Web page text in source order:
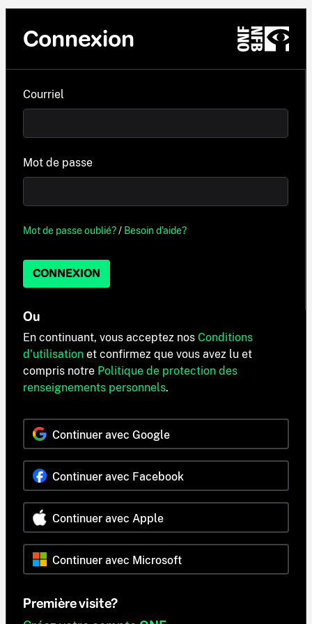
Connexion
Courriel
Mot de passe
Mot de passe oublié?/ Besoin d'aide?
CONNEXION
Ou
En continuant, vous acceptez nos Conditions
d'utilisation et confirmez que vous avez lu et
compris notre Politique de protection des
renseignements personnels.
Continuer avec Google
Continuer avec Facebook
Continuer avec Apple
Continuer avec Microsoft
Première visite?